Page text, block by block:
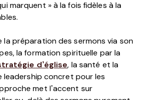
marquent » à la fois fidèles à la
la préparation des sermons via son
la formation spirituelle par la
d’église, la santé et la
leadership concret pour les
met l’accent sur